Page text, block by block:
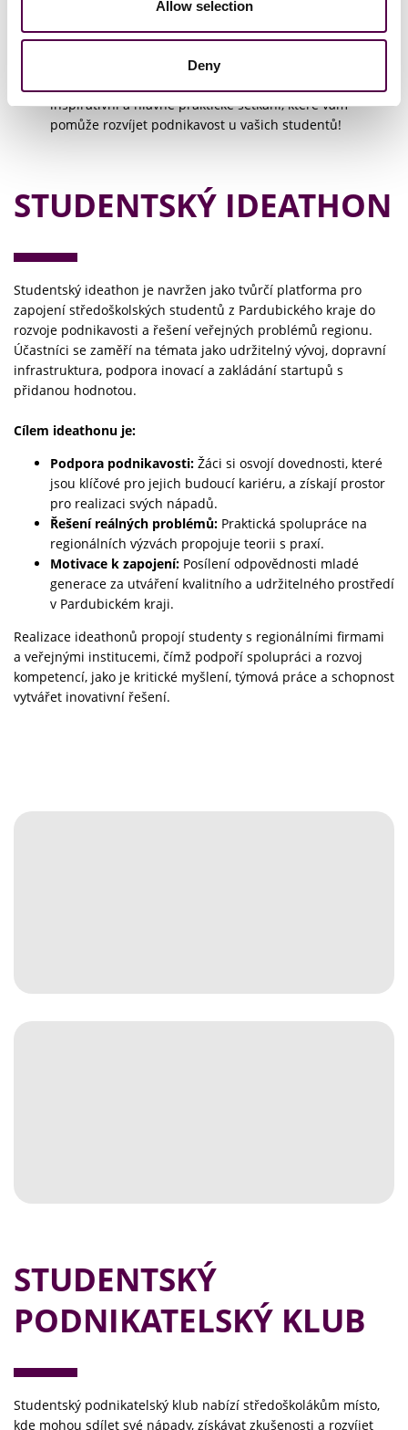
Allow selection
Deny
Praktické nástroje pro studentské projekty
kreativity
Prostor pro sdílení zkušeností a otevřenou debatu
inspirativní a hlavně praktické setkání, které vám
pomůže rozvíjet podnikavost u vašich studentů!
STUDENTSKÝ IDEATHON
Studentský ideathon je navržen jako tvůrčí platforma pro
zapojení středoškolských studentů z Pardubického kraje do
rozvoje podnikavosti a řešení veřejných problémů regionu.
Účastníci se zaměří na témata jako udržitelný vývoj, dopravní
infrastruktura, podpora inovací a zakládání startupů s
přidanou hodnotou.
Cílem ideathonu je:
Podpora podnikavosti: Žáci si osvojí dovednosti, které
jsou klíčové pro jejich budoucí kariéru, a získají prostor
pro realizaci svých nápadů.
Řešení reálných problémů: Praktická spolupráce na
regionálních výzvách propojuje teorii s praxí.
Motivace k zapojení: Posílení odpovědnosti mladé
generace za utváření kvalitního a udržitelného prostředí
v Pardubickém kraji.
Realizace ideathonů propojí studenty s regionálními firmami
a veřejnými institucemi, čímž podpoří spolupráci a rozvoj
kompetencí, jako je kritické myšlení, týmová práce a schopnost
vytvářet inovativní řešení.
STUDENTSKÝ
PODNIKATELSKÝ KLUB
Studentský podnikatelský klub nabízí středoškolákům místo,
kde mohou sdílet své nápady, získávat zkušenosti a rozvíjet